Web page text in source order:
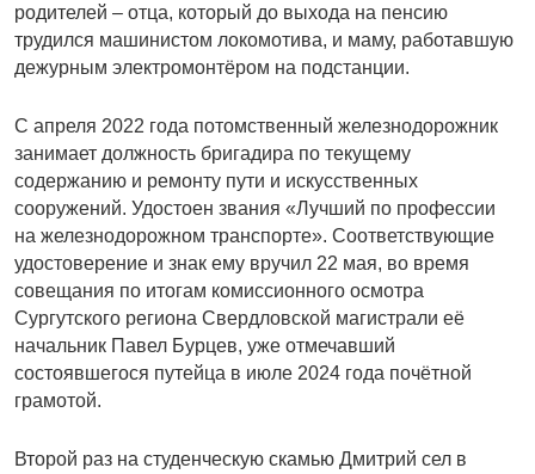
родителей – отца, который до выхода на пенсию
трудился машинистом локомотива, и маму, работавшую
дежурным электромонтёром на подстанции.
С апреля 2022 года потомственный железнодорожник
занимает должность бригадира по текущему
содержанию и ремонту пути и искусственных
сооружений. Удостоен звания «Лучший по профессии
на железнодорожном транспорте». Соответствующие
удостоверение и знак ему вручил 22 мая, во время
совещания по итогам комиссионного осмотра
Сургутского региона Свердловской магистрали её
начальник Павел Бурцев, уже отмечавший
состоявшегося путейца в июле 2024 года почётной
грамотой.
Второй раз на студенческую скамью Дмитрий сел в